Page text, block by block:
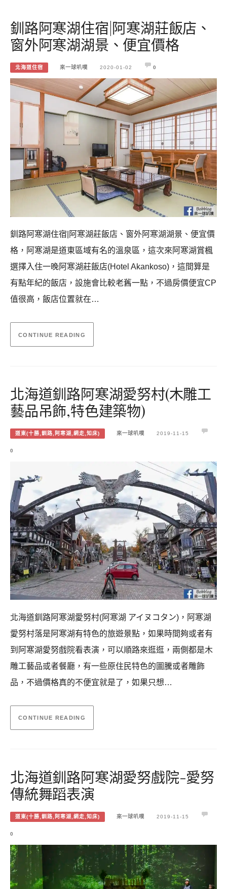
釧路阿寒湖住宿|阿寒湖莊飯店、
窗外阿寒湖湖景、便宜價格
北海道住宿 來一球叭噗 2020-01-02 0
釧路阿寒湖住宿|阿寒湖莊飯店、窗外阿寒湖湖景、便宜價
格，阿寒湖是道東區域有名的溫泉區，這次來阿寒湖賞楓
選擇入住一晚阿寒湖莊飯店(Hotel Akankoso)，這間算是
有點年紀的飯店，設施會比較老舊一點，不過房價便宜CP
值很高，飯店位置就在…
CONTINUE READING
北海道釧路阿寒湖愛努村(木雕工
藝品吊飾,特色建築物)
道東(十勝,釧路,阿寒湖,網走,知床) 來一球叭噗 2019-11-15
0
北海道釧路阿寒湖愛努村(阿寒湖 アイヌコタン)，阿寒湖
愛努村落是阿寒湖有特色的旅遊景點，如果時間夠或者有
到阿寒湖愛努戲院看表演，可以順路來逛逛，兩側都是木
雕工藝品或者餐廳，有一些原住民特色的圖騰或者雕飾
品，不過價格真的不便宜就是了，如果只想…
CONTINUE READING
北海道釧路阿寒湖愛努戲院-愛努
傳統舞蹈表演
道東(十勝,釧路,阿寒湖,網走,知床) 來一球叭噗 2019-11-15
0